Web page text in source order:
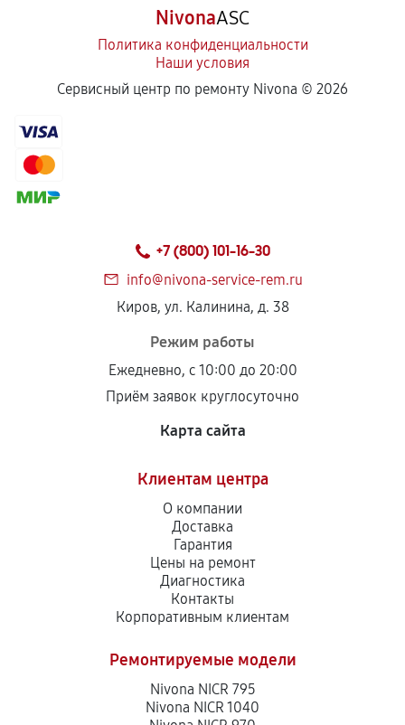
NivonaASC
Политика конфиденциальности
Наши условия
Сервисный центр по ремонту Nivona © 2026
+7 (800) 101-16-30
info@nivona-service-rem.ru
Киров, ул. Калинина, д. 38
Режим работы
Ежедневно, с 10:00 до 20:00
Приём заявок круглосуточно
Карта сайта
Клиентам центра
О компании
Доставка
Гарантия
Цены на ремонт
Диагностика
Контакты
Корпоративным клиентам
Ремонтируемые модели
Nivona NICR 795
Nivona NICR 1040